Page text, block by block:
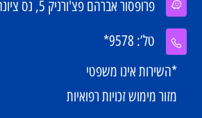
פרופסור אברהם פצ'ורניק 5, נס ציונה, קמפוס יובלים
טל’: 9578*
*השירות אינו משפטי
מזור מימוש זכויות רפואיות